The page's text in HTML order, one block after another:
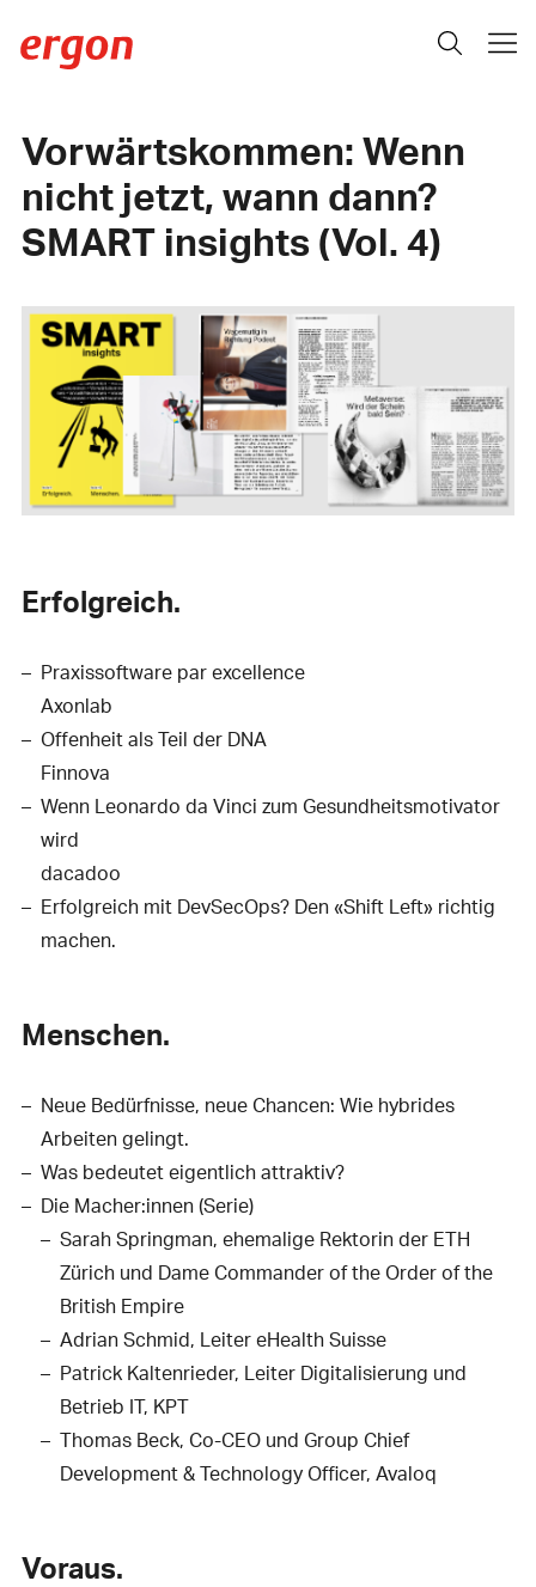
Vorwärtskommen: Wenn
nicht jetzt, wann dann?
SMART insights (Vol. 4)
Erfolgreich.
Praxissoftware par excellence
Axonlab
Offenheit als Teil der DNA
Finnova
Wenn Leonardo da Vinci zum Gesundheitsmotivator
wird
dacadoo
Erfolgreich mit DevSecOps? Den «Shift Left» richtig
machen.
Menschen.
Neue Bedürfnisse, neue Chancen: Wie hybrides
Arbeiten gelingt.
Was bedeutet eigentlich attraktiv?
Die Macher:innen (Serie)
Sarah Springman, ehemalige Rektorin der ETH
Zürich und Dame Commander of the Order of the
British Empire
Adrian Schmid, Leiter eHealth Suisse
Patrick Kaltenrieder, Leiter Digitalisierung und
Betrieb IT, KPT
Thomas Beck, Co-CEO und Group Chief
Development & Technology Officer, Avaloq
Voraus.